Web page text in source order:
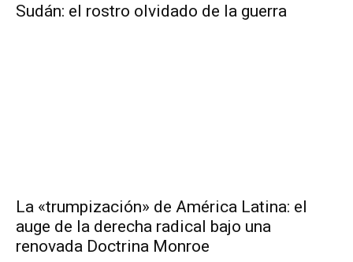
Sudán: el rostro olvidado de la guerra
La «trumpización» de América Latina: el
auge de la derecha radical bajo una
renovada Doctrina Monroe